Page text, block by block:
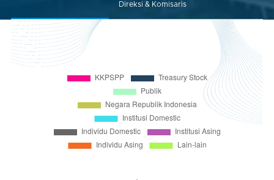
Direksi & Komisaris